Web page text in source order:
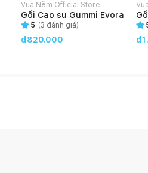
Vua Nệm Official Store
Gối Cao su Gummi Evora
5 (3 đánh giá)
đ820.000